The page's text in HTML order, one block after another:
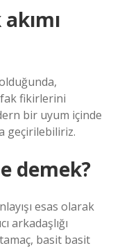
fikirlerini
bir uyum içinde
geçirilebiliriz.
demek?
esas olarak
arkadaşlığı
basit basit